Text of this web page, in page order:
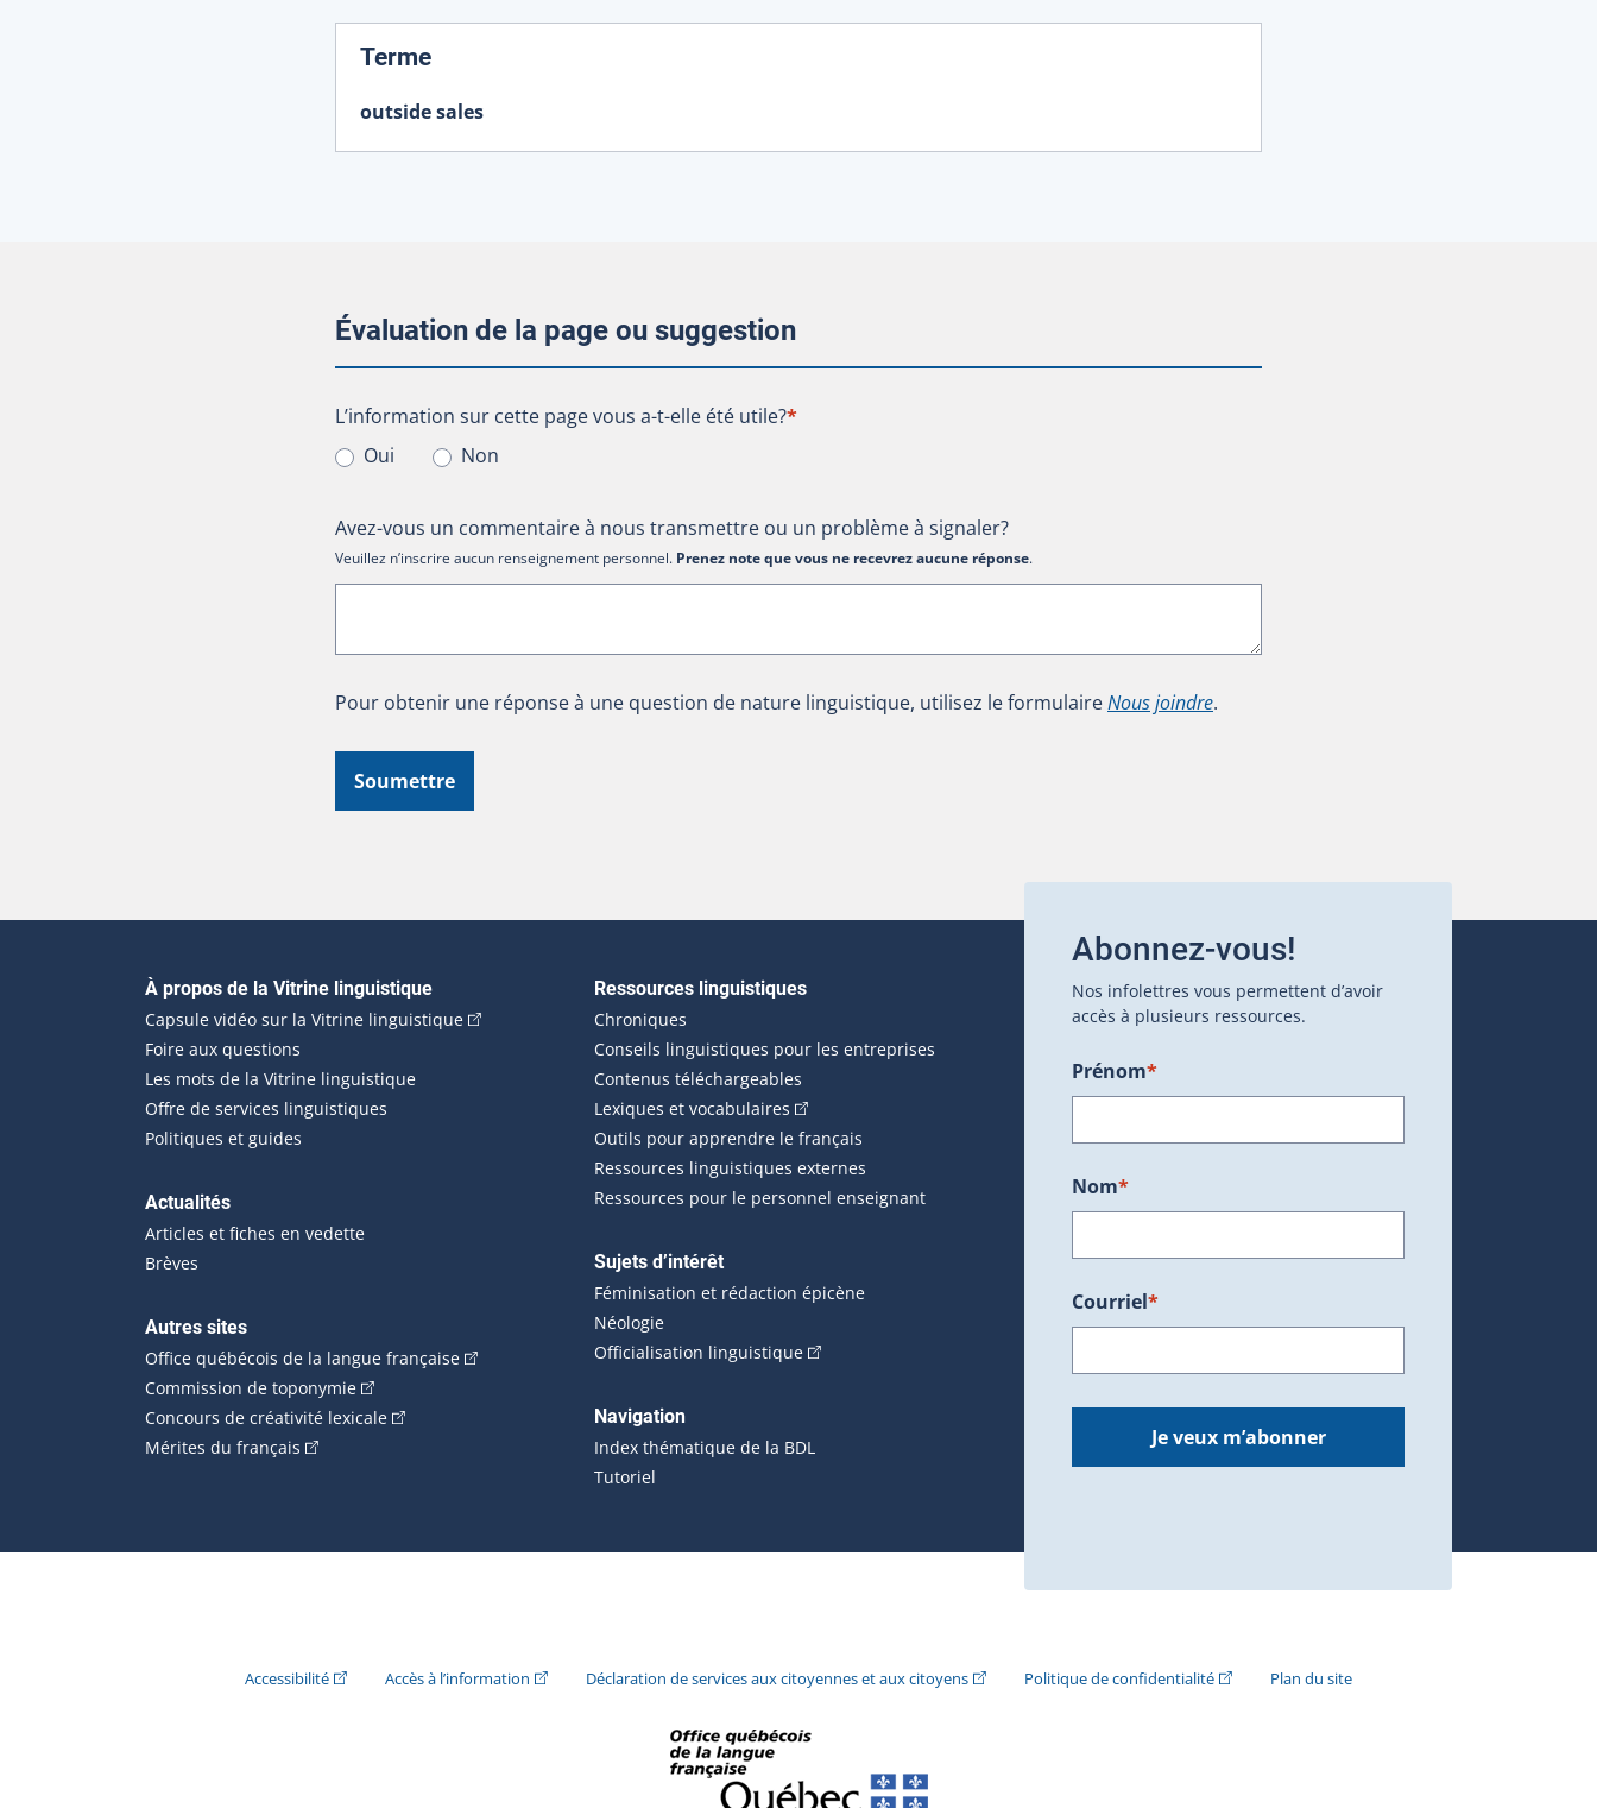
Terme:
outside sales
Évaluation de la page ou suggestion
L’information sur cette page vous a-t-elle été utile?
L’information sur cette page vous a-t-elle été utile?*
Oui
Non
Avez-vous un commentaire à nous transmettre ou un problème à signaler?
Veuillez n’inscrire aucun renseignement personnel. Prenez note que vous ne recevrez aucune réponse.
Pour obtenir une réponse à une question de nature linguistique, utilisez le formulaireNous joindre.
Soumettre
Navigation principale
À propos de la Vitrine linguistique
Capsule vidéo sur la Vitrine linguistique(Cet hyperlien externe s'ouvrira dans une nouvelle fenêtre.)
Foire aux questions
Les mots de la Vitrine linguistique
Offre de services linguistiques
Politiques et guides
Actualités
Articles et fiches en vedette
Brèves
Autres sites
Office québécois de la langue française(Cet hyperlien externe s'ouvrira dans une nouvelle fenêtre.)
Commission de toponymie(Cet hyperlien externe s'ouvrira dans une nouvelle fenêtre.)
Concours de créativité lexicale(Cet hyperlien externe s'ouvrira dans une nouvelle fenêtre.)
Mérites du français (Cet hyperlien externe s'ouvrira dans une nouvelle fenêtre.)
Ressources linguistiques
Chroniques
Conseils linguistiques pour les entreprises
Contenus téléchargeables
Lexiques et vocabulaires (Cet hyperlien externe s'ouvrira dans une nouvelle fenêtre.)
Outils pour apprendre le français
Ressources linguistiques externes
Ressources pour le personnel enseignant
Sujets d’intérêt
Féminisation et rédaction épicène
Néologie
Officialisation linguistique(Cet hyperlien externe s'ouvrira dans une nouvelle fenêtre.)
Navigation
Index thématique de la BDL
Tutoriel
Abonnez-vous!
Nos infolettres vous permettent d’avoir
accès à plusieurs ressources.
Prénom*
Nom*
Courriel*
Je veux m’abonner
Accessibilité(Cet hyperlien externe s'ouvrira dans une nouvelle fenêtre.)
Accès à l’information (Cet hyperlien externe s'ouvrira dans une nouvelle fenêtre.)
Déclaration de services aux citoyennes et aux citoyens(Cet hyperlien externe s'ouvrira dans une nouvelle fenêtre.)
Politique de confidentialité(Cet hyperlien externe s'ouvrira dans une nouvelle
Plan du site